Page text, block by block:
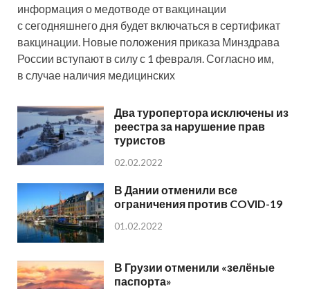
информация о медотводе от вакцинации
с сегодняшнего дня будет включаться в сертификат
вакцинации. Новые положения приказа Минздрава
России вступают в силу с 1 февраля. Согласно им,
в случае наличия медицинских
Два туропертора исключены из
реестра за нарушение прав
туристов
02.02.2022
В Дании отменили все
ограничения против COVID-19
01.02.2022
В Грузии отменили «зелёные
паспорта»